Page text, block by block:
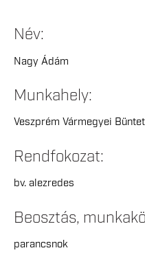
Név:
Nagy Ádám
Munkahely:
Veszprém Vármegyei
Rendfokozat:
bv. alezredes
Beosztás,
parancsnok